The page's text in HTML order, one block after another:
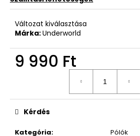
Változat kiválasztása
Márka:Underworld
9 990 Ft
Kategória:
Pólók
Kérdés